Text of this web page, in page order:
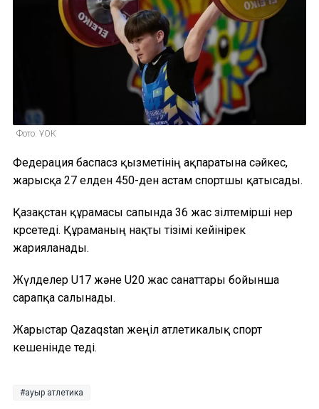
Фото: ҰОК
Федерация баспасөз қызметінің ақпаратына сәйкес,
жарысқа 27 елден 450-ден астам спортшы қатысады.
Қазақстан құрамасы сапында 36 жас зілтемірші өнер
көрсетеді. Құраманың нақты тізімі кейінірек
жарияланады.
Жүлделер U17 және U20 жас санаттары бойынша
сарапқа салынады.
Жарыстар Qazaqstan жеңіл атлетикалық спорт
кешенінде өтеді.
ауыр атлетика